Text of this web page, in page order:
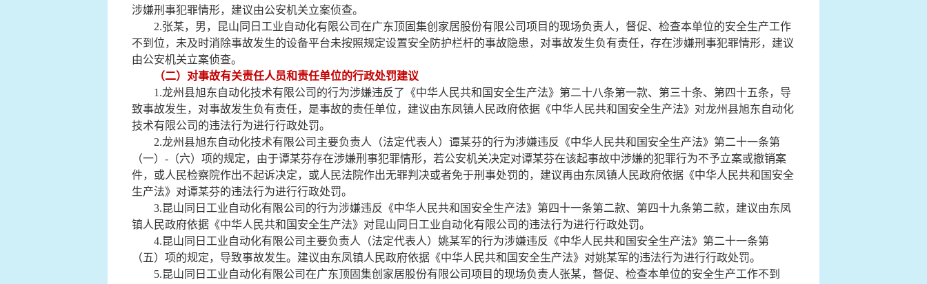
涉嫌刑事犯罪情形，建议由公安机关立案侦查。
2.张某，男，昆山同日工业自动化有限公司在广东顶固集创家居股份有限公司项目的现场负责人，督促、检查本单位的安全生产工作
不到位，未及时消除事故发生的设备平台未按照规定设置安全防护栏杆的事故隐患，对事故发生负有责任，存在涉嫌刑事犯罪情形，建议
由公安机关立案侦查。
（二） 对事故有关责任人员和责任单位的行政处罚建议
1.龙州县旭东自动化技术有限公司的行为涉嫌违反了《中华人民共和国安全生产法》第二十八条第一款、第三十条、第四十五条，导
致事故发生，对事故发生负有责任，是事故的责任单位，建议由东凤镇人民政府依据《中华人民共和国安全生产法》对龙州县旭东自动化
技术有限公司的违法行为进行行政处罚。
2.龙州县旭东自动化技术有限公司主要负责人（法定代表人） 谭某芬的行为涉嫌违反《中华人民共和国安全生产法》第二十一条第
（一）-（六）项的规定，由于谭某芬存在涉嫌刑事犯罪情形，若公安机关决定对谭某芬在该起事故中涉嫌的犯罪行为不予立案或撤销案
件，或人民检察院作出不起诉决定，或人民法院作出无罪判决或者免于刑事处罚的，建议再由东凤镇人民政府依据《中华人民共和国安全
生产法》对谭某芬的违法行为进行行政处罚。
3.昆山同日工业自动化有限公司的行为涉嫌违反《中华人民共和国安全生产法》第四十一条第二款、第四十九条第二款，建议由东凤
镇人民政府依据《中华人民共和国安全生产法》对昆山同日工业自动化有限公司的违法行为进行行政处罚。
4.昆山同日工业自动化有限公司主要负责人（法定代表人） 姚某军的行为涉嫌违反《中华人民共和国安全生产法》第二十一条第
（五）项的规定， 导致事故发生。 建议由东凤镇人民政府依据《中华人民共和国安全生产法》对姚某军的违法行为进行行政处罚。
5.昆山同日工业自动化有限公司在广东顶固集创家居股份有限公司项目的现场负责人张某，督促、检查本单位的安全生产工作不到